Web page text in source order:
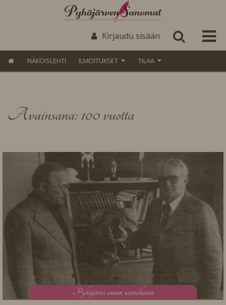
Kirjaudu sisään
NÄKÖISLEHTI ILMOITUKSET TILAA
Avainsana: 100 vuotta
Pyhäjärvi ennen wanahaan